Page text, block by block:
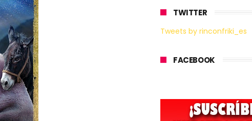
TWITTER
Tweets by rinconfriki_es
FACEBOOK